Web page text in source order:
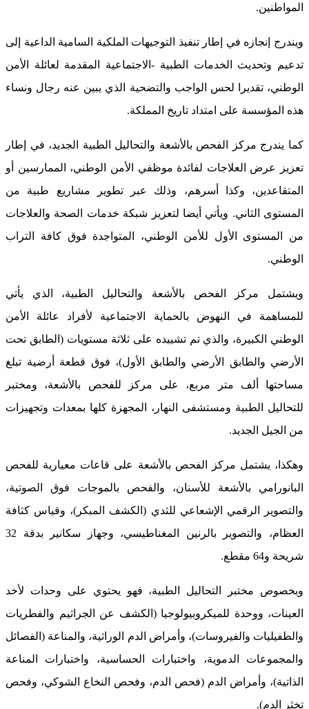
المواطنين.
ويندرج إنجازه في إطار تنفيذ التوجيهات الملكية السامية الداعية إلى
تدعيم وتحديث الخدمات الطبية -الاجتماعية المقدمة لعائلة الأمن
الوطني، تقديرا لحس الواجب والتضحية الذي يبين عنه رجال ونساء
هذه المؤسسة على امتداد تاريخ المملكة.
كما يندرج مركز الفحص بالأشعة والتحاليل الطبية الجديد، في إطار
تعزيز عرض العلاجات لفائدة موظفي الأمن الوطني، الممارسين أو
المتقاعدين، وكذا أسرهم، وذلك عبر تطوير مشاريع طبية من
المستوى الثاني. ويأتي أيضا لتعزيز شبكة خدمات الصحة والعلاجات
من المستوى الأول للأمن الوطني، المتواجدة فوق كافة التراب
الوطني.
ويشتمل مركز الفحص بالأشعة والتحاليل الطبية، الذي يأتي
للمساهمة في النهوض بالحماية الاجتماعية لأفراد عائلة الأمن
الوطني الكبيرة، والذي تم تشييده على ثلاثة مستويات (الطابق تحت
الأرضي والطابق الأرضي والطابق الأول)، فوق قطعة أرضية تبلغ
مساحتها ألف متر مربع، على مركز للفحص بالأشعة، ومختبر
للتحاليل الطبية ومستشفى النهار، المجهزة كلها بمعدات وتجهيزات
من الجيل الجديد.
وهكذا، يشتمل مركز الفحص بالأشعة على قاعات معيارية للفحص
البانورامي بالأشعة للأسنان، والفحص بالموجات فوق الصوتية،
والتصوير الرقمي الإشعاعي للثدي (الكشف المبكر)، وقياس كثافة
العظام، والتصوير بالرنين المغناطيسي، وجهاز سكانير بدقة 32
شريحة و64 مقطع.
وبخصوص مختبر التحاليل الطبية، فهو يحتوي على وحدات لأخد
العينات، ووحدة للميكروبيولوجيا (الكشف عن الجراثيم والفطريات
والطفيليات والفيروسات)، وأمراض الدم الوراثية، والمناعة (الفصائل
والمجموعات الدموية، واختبارات الحساسية، واختبارات المناعة
الذاتية)، وأمراض الدم (فحص الدم، وفحص النخاع الشوكي، وفحص
تخثر الدم).